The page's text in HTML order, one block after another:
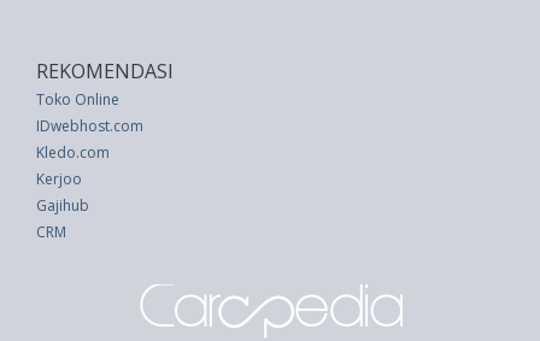
REKOMENDASI
Toko Online
IDwebhost.com
Kledo.com
Kerjoo
Gajihub
CRM